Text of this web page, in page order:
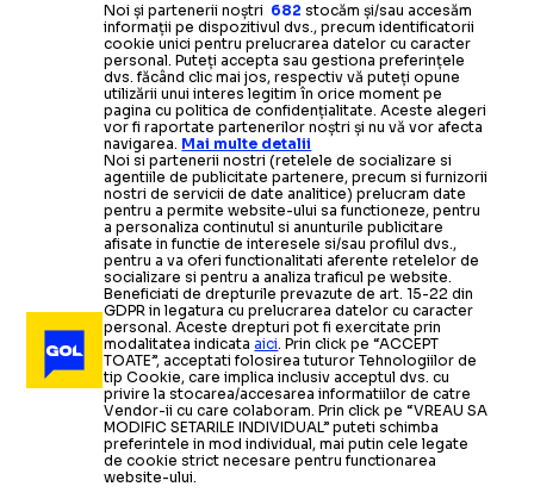
Noi și partenerii noștri 682 stocăm și/sau accesăm
informații pe dispozitivul dvs., precum identificatorii
cookie unici pentru prelucrarea datelor cu caracter
personal. Puteți accepta sau gestiona preferințele
dvs. făcând clic mai jos, respectiv vă puteți opune
utilizării unui interes legitim în orice moment pe
pagina cu politica de confidențialitate. Aceste alegeri
vor fi raportate partenerilor noștri și nu vă vor afecta
navigarea. Mai multe detalii
Noi si partenerii nostri (retelele de socializare si
agentiile de publicitate partenere, precum si furnizorii
nostri de servicii de date analitice) prelucram date
pentru a permite website-ului sa functioneze, pentru
a personaliza continutul si anunturile publicitare
afisate in functie de interesele si/sau profilul dvs.,
pentru a va oferi functionalitati aferente retelelor de
socializare si pentru a analiza traficul pe website.
Beneficiati de drepturile prevazute de art. 15-22 din
GDPR in legatura cu prelucrarea datelor cu caracter
personal. Aceste drepturi pot fi exercitate prin
modalitatea indicataaici. Prin click pe “ACCEPT
TOATE”, acceptati folosirea tuturor Tehnologiilor de
tip Cookie, care implica inclusiv acceptul dvs. cu
privire la stocarea/accesarea informatiilor de catre
Vendor-ii cu care colaboram. Prin click pe “VREAU SA
MODIFIC SETARILE INDIVIDUAL” puteti schimba
preferintele in mod individual, mai putin cele legate
de cookie strict necesare pentru functionarea
website-ului.